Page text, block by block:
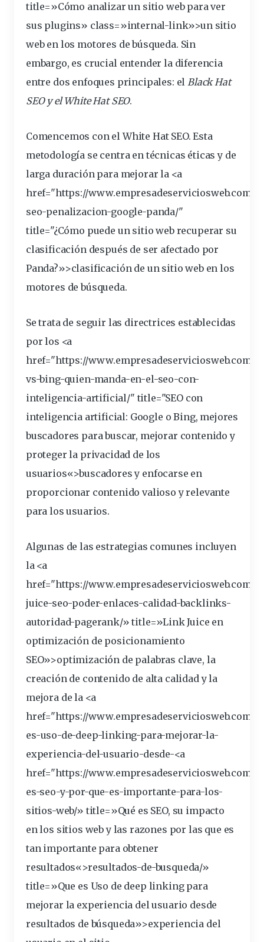
title=»Cómo analizar un sitio web para ver
sus plugins» class=»internal-link»>un sitio
web en los motores debúsqueda. Sin
embargo, es crucial entender la diferencia
entre dos enfoques principales: elBlack Hat
SEO y el White Hat SEO.
Comencemos con el White Hat SEO. Esta
metodología se centra en técnicas éticas y de
larga duración para mejorar la <a
href="https://www.empresadeserviciosweb.com/
seo-penalizacion-google-panda/"
title="¿Cómo puede un sitio web recuperar su
clasificacióndespués de ser afectado por
Panda?»>clasificación de un sitio web en los
motores de búsqueda.
Se trata de seguir las directrices establecidas
por los <a
href="https://www.empresadeserviciosweb.com/
vs-bing-quien-manda-en-el-seo-con-
inteligencia-artificial/" title="SEO con
inteligencia artificial: Google o Bing, mejores
buscadores para buscar, mejorar contenido y
proteger la privacidad de los
usuarios«>buscadores y enfocarse en
proporcionar contenido valioso yrelevante
para los usuarios.
Algunas de las estrategias comunes incluyen
la <a
href="https://www.empresadeserviciosweb.com/
juice-seo-poder-enlaces-calidad-backlinks-
autoridad-pagerank/» title=»Link Juice en
optimización de posicionamiento
SEO»>optimización de palabras clave, la
creación de contenido de alta calidad y la
mejora de la <a
href="https://www.empresadeserviciosweb.com/
es-uso-de-deep-linking-para-mejorar-la-
experiencia-del-usuario-desde-<a
href="https://www.empresadeserviciosweb.com/
es-seo-y-por-que-es-importante-para-los-
sitios-web/» title=»Qué es SEO, su impacto
en los sitios web y las razones por las que es
tan importante para obtener
resultados«>resultados-de-busqueda/»
title=»Que es Uso de deep linking para
mejorar la experiencia del usuario desde
resultados de búsqueda»>experiencia del